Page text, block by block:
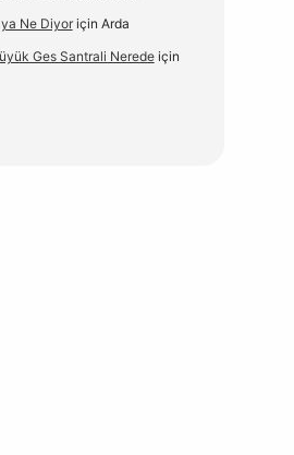
Ne Diyoriçin Arda
Ges Santrali Neredeiçin